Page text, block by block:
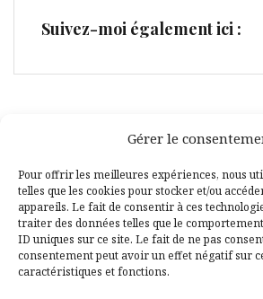
Gérer le
Pour offrir les meilleures expériences, nous
telles que les cookies pour stocker et/ou
appareils. Le fait de consentir à ces
traiter des données telles que le
ID uniques sur ce site. Le fait de ne pas
consentement peut avoir un effet négatif sur
caractéristiques et fonctions.
Suivez-moi également ici :
Facebook
Pinterest